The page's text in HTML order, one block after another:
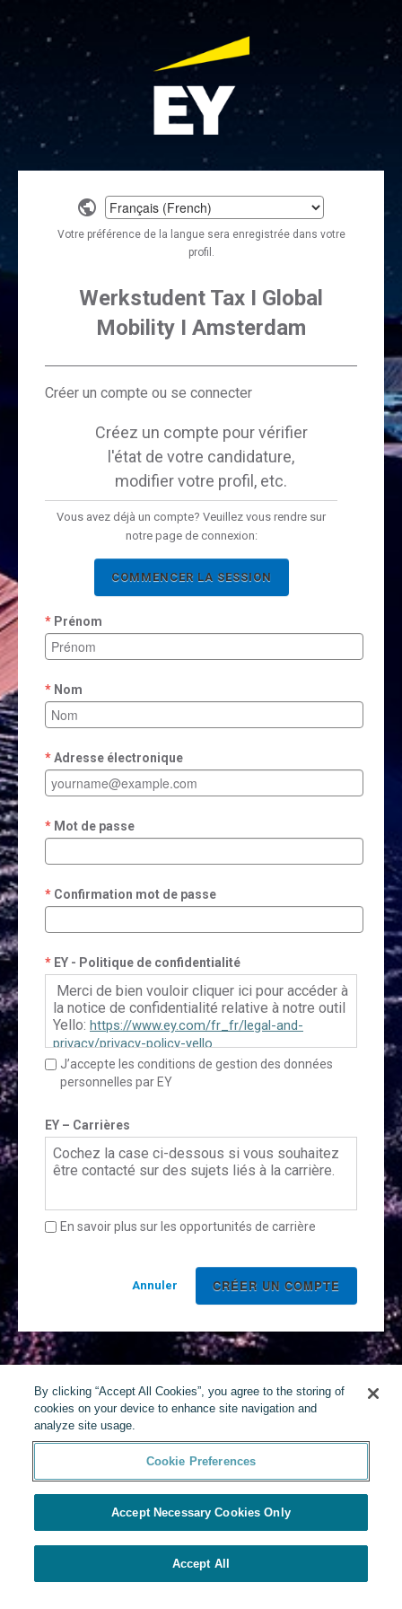
Select
a
language
Votre préférence de la langue sera enregistrée dans votre
profil.
Werkstudent Tax I Global
Mobility I Amsterdam
Créer un compte ou se connecter
Créez un compte pour vérifier
l'état de votre candidature,
modifier votre profil, etc.
Vous avez déjà un compte? Veuillez vous rendre sur
notre page de connexion:
COMMENCER LA SESSION
Prénom
Nom
Adresse électronique
Mot de passe
Confirmation mot de passe
EY - Politique de confidentialité
Merci de bien vouloir cliquer ici pour accéder à
la notice de confidentialité relative à notre outil
Yello: https://www.ey.com/fr_fr/legal-and-
privacy/privacy-policy-yello
privacy/privacy-policy-yello
J’accepte les conditions de gestion des données
personnelles par EY
EY – Carrières
Cochez la case ci-dessous si vous souhaitez
être contacté sur des sujets liés à la carrière.
En savoir plus sur les opportunités de carrière
Annuler
By clicking “Accept All Cookies”, you agree to the storing of
cookies on your device to enhance site navigation and
analyze site usage.
Cookie Preferences
Accept Necessary Cookies Only
Accept All